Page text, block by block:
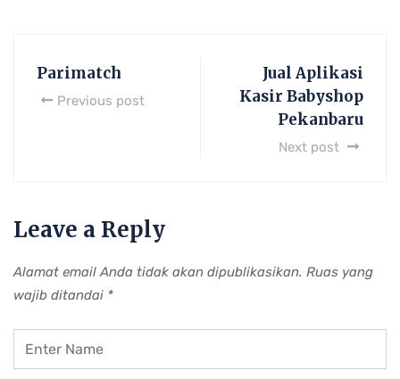
Parimatch
Previous post
Jual Aplikasi
Kasir Babyshop
Pekanbaru
Next post
Leave a Reply
Alamat email Anda tidak akan dipublikasikan. Ruas yang
wajib ditandai *